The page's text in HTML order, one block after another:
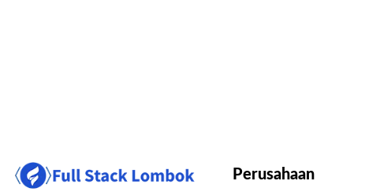
Perusahaan